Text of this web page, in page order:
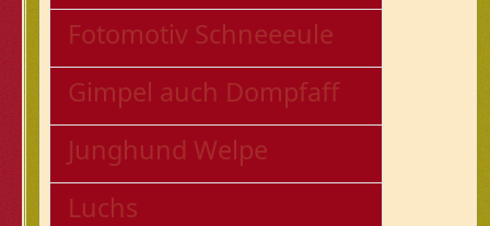
Fotomotiv Schneeeule
Gimpel auch Dompfaff
Junghund Welpe
Luchs